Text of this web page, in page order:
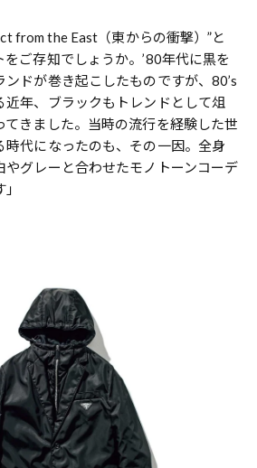
from the East（東からの衝撃）”と
ご存知でしょうか。’80年代に黒を
ドが巻き起こしたものですが、80’s
近年、ブラックもトレンドとして俎
てきました。当時の流行を経験した世
時代になったのも、その一因。全身
やグレーと合わせたモノトーンコーデ